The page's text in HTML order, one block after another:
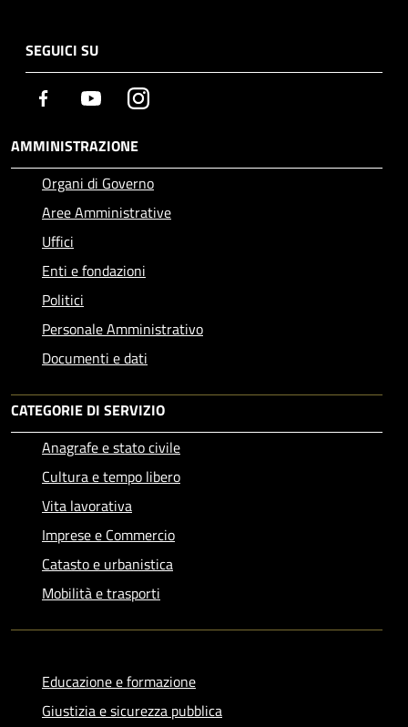
SEGUICI SU
Facebook YoutubeInstagram
AMMINISTRAZIONE
Organi di Governo
Aree Amministrative
Uffici
Enti e fondazioni
Politici
Personale Amministrativo
Documenti e dati
CATEGORIE DI SERVIZIO
Anagrafe e stato civile
Cultura e tempo libero
Vita lavorativa
Imprese e Commercio
Catasto e urbanistica
Mobilità e trasporti
Educazione e formazione
Giustizia e sicurezza pubblica